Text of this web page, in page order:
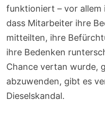
funktioniert – vor allem
dass Mitarbeiter ihre
mitteilten, ihre
ihre Bedenken
Chance vertan wurde,
abzuwenden, gibt es
Dieselskandal.